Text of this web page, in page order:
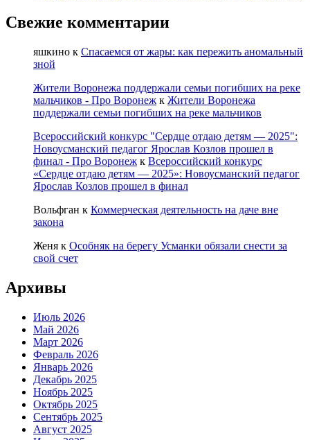
Свежие комментарии
яшкино к Спасаемся от жары: как пережить аномальный
зной
Жители Воронежа поддержали семьи погибших на реке
мальчиков - Про Воронеж к Жители Воронежа
поддержали семьи погибших на реке мальчиков
Всероссийский конкурс "Сердце отдаю детям — 2025":
Новоусманский педагог Ярослав Козлов прошел в
финал - Про Воронеж к Всероссийский конкурс
«Сердце отдаю детям — 2025»: Новоусманский педагог
Ярослав Козлов прошел в финал
Вольфган к Коммерческая деятельность на даче вне
закона
Женя к Особняк на берегу Усманки обязали снести за
свой счет
Архивы
Июль 2026
Май 2026
Март 2026
Февраль 2026
Январь 2026
Декабрь 2025
Ноябрь 2025
Октябрь 2025
Сентябрь 2025
Август 2025